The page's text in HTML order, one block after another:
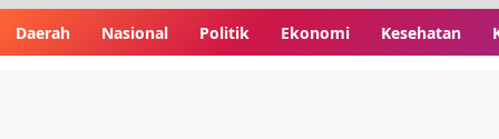
Daerah Nasional Politik Ekonomi Kesehatan